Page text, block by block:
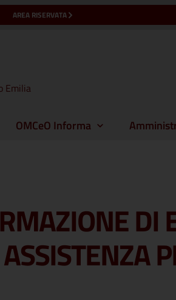
AREA RISERVATA
Emilia
OMCeO Informa
DI